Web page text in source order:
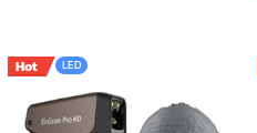
Hot LED